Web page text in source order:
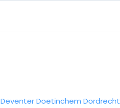
DeventerDoetinchem Dordrecht